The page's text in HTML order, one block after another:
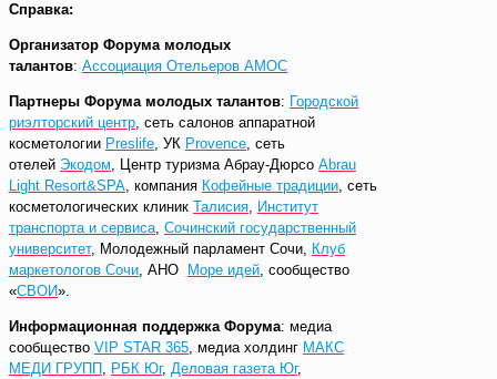
Справка:
Организатор Форума молодых
талантов: Ассоциация Отельеров АМОС
Партнеры Форума молодых талантов: Городской
риэлторский центр, сеть салонов аппаратной
косметологии Preslife, УК Provence, сеть
отелей Экодом, Центр туризма Абрау-Дюрсо Abrau
Light Resort&SPA, компания Кофейные традиции, сеть
косметологических клиник Талисия, Институт
транспорта и сервиса, Сочинский государственный
университет, Молодежный парламент Сочи, Клуб
маркетологов Сочи, АНО Море идей, сообщество
«СВОИ».
Информационная поддержка Форума: медиа
сообщество VIP STAR 365, медиа холдинг МАКС
МЕДИ ГРУПП , РБК Юг, Деловая газета Юг,